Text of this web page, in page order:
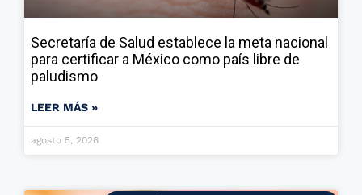
Secretaría de Salud establece la meta nacional
para certificar a México como país libre de
paludismo
LEER MÁS »
agosto 5, 2026